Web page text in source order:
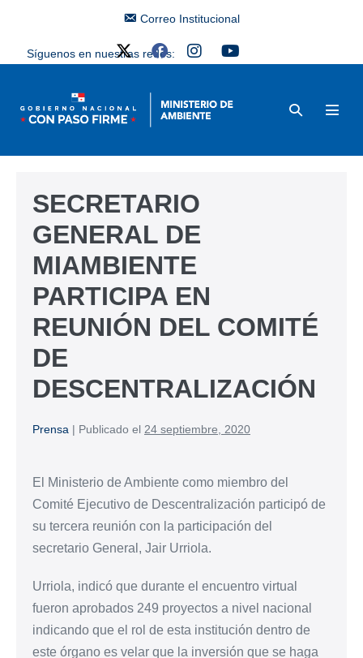
Correo Institucional
Síguenos en nuestras redes:
SECRETARIO
GENERAL DE
MIAMBIENTE
PARTICIPA EN
REUNIÓN DEL COMITÉ
DE
DESCENTRALIZACIÓN
Prensa | Publicado el 24 septiembre, 2020
El Ministerio de Ambiente como miembro del
Comité Ejecutivo de Descentralización participó de
su tercera reunión con la participación del
secretario General, Jair Urriola.
Urriola, indicó que durante el encuentro virtual
fueron aprobados 249 proyectos a nivel nacional
indicando que el rol de esta institución dentro de
este órgano es velar que la inversión que se haga